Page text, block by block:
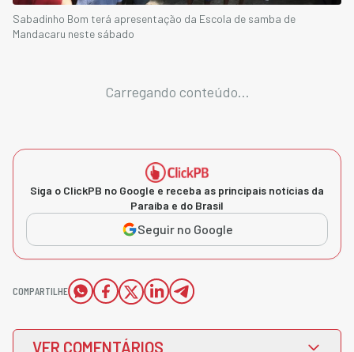
Sabadinho Bom terá apresentação da Escola de samba de
Mandacaru neste sábado
Carregando conteúdo...
Siga o ClickPB no Google e receba as principais notícias da
Paraíba e do Brasil
Seguir no Google
COMPARTILHE
VER COMENTÁRIOS